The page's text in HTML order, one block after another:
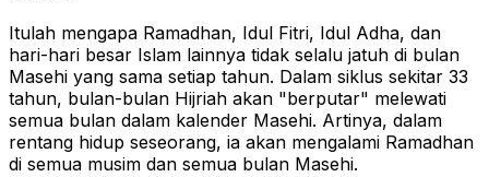
Itulah mengapa Ramadhan, Idul Fitri, Idul Adha, dan
hari-hari besar Islam lainnya tidak selalu jatuh di bulan
Masehi yang sama setiap tahun. Dalam siklus sekitar 33
tahun, bulan-bulan Hijriah akan "berputar" melewati
semua bulan dalam kalender Masehi. Artinya, dalam
rentang hidup seseorang, ia akan mengalami Ramadhan
di semua musim dan semua bulan Masehi.